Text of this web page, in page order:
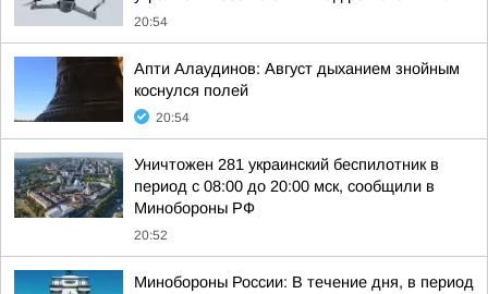
20:54
Апти Алаудинов: Август дыханием знойным
коснулся полей
20:54
Уничтожен 281 украинский беспилотник в
период с 08:00 до 20:00 мск, сообщили в
Минобороны РФ
20:52
Минобороны России: В течение дня, в период